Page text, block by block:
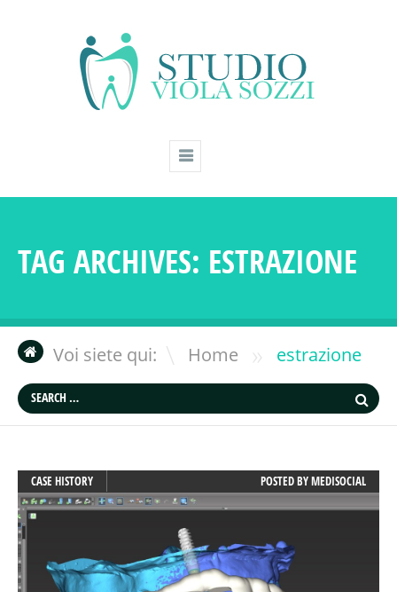
TAG ARCHIVES: ESTRAZIONE
Voi siete qui: Home » estrazione
CASE HISTORY POSTED BYMEDISOCIAL